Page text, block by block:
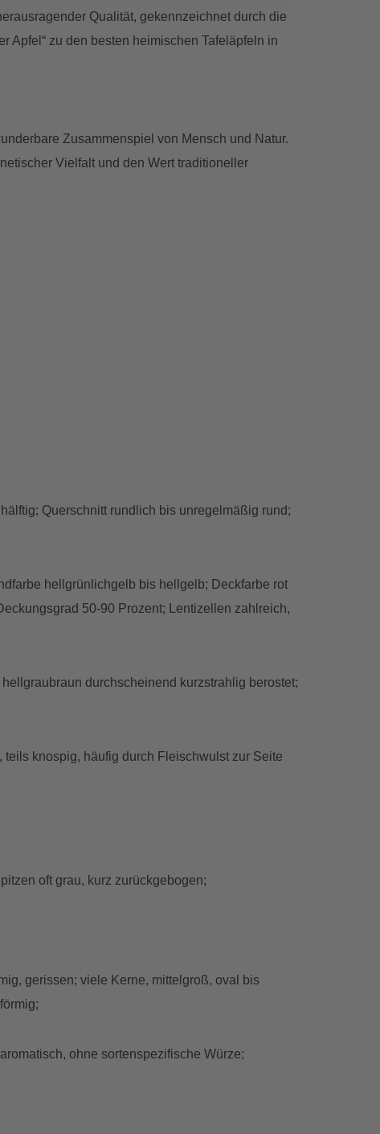
Qualität, gekennzeichnet durch die
Apfel“ zu den besten heimischen Tafeläpfeln in
Zusammenspiel von Mensch und Natur.
Vielfalt und den Wert traditioneller
Querschnitt rundlich bis unregelmäßig rund;
hellgrünlichgelb bis hellgelb; Deckfarbe rot
50-90 Prozent; Lentizellen zahlreich,
durchscheinend kurzstrahlig berostet;
knospig, häufig durch Fleischwulst zur Seite
oft grau, kurz zurückgebogen;
gerissen; viele Kerne, mittelgroß, oval bis
ohne sortenspezifische Würze;